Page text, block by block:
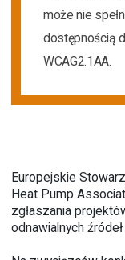
może nie
dostępnością
WCAG2.1AA.
Europejskie
Heat Pump
zgłaszania
odnawialnych